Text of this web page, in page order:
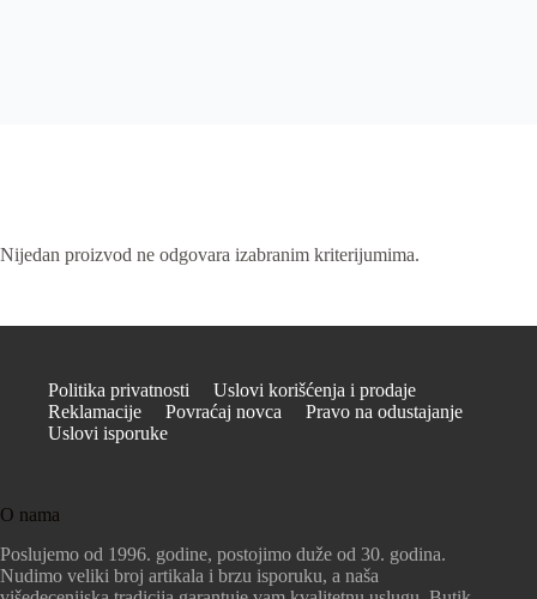
Nijedan proizvod ne odgovara izabranim kriterijumima.
Politika privatnosti
Uslovi korišćenja i prodaje
Reklamacije
Povraćaj novca
Pravo na odustajanje
Uslovi isporuke
O nama
Poslujemo od 1996. godine, postojimo duže od 30. godina.
Nudimo veliki broj artikala i brzu isporuku, a naša